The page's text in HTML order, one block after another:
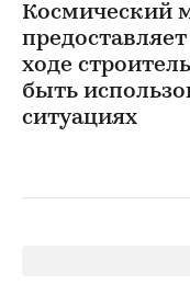
Космический
ходе
быть
ситуациях